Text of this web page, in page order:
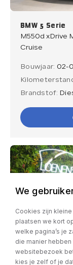
BMW 5 Serie
M550d xDrive
Cruise
Bouwjaar: 02-
Brandstof:
We
Cookies zijn
plaatsen we kort
welke pagina’s je
die manier
websitebezoek
kies je zelf of je